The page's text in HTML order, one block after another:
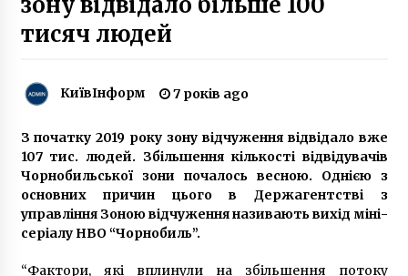
6 років ago
Забруднення повітря в Києві: Кличко
перевірив ситуацію з пожежами в
Чорнобильській зоні
6 років ago
Появилось видео ночного нападения на
“Интер”
тисяч людей
КиївІнформ 7 років ago
З початку 2019 року зону відчуження відвідало вже
107 тис. людей. Збільшення кількості відвідувачів
Чорнобильської зони почалось весною. Однією з
основних причин цього в Держагентстві з
управління Зоною відчуження називають вихід міні-
серіалу HBO “Чорнобиль”.
“Фактори, які вплинули на збільшення потоку